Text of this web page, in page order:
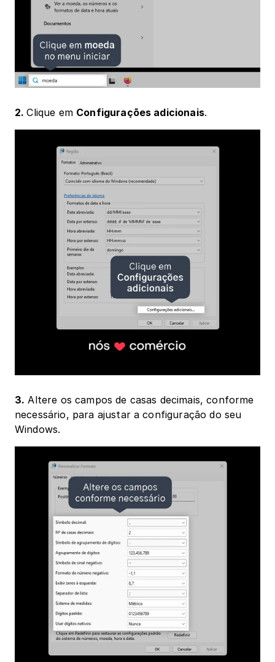
2. Clique em Configurações adicionais.
3. Altere os campos de casas decimais, conforme
necessário, para ajustar a configuração do seu
Windows.